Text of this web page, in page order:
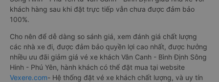
khách hàng sau khi đặt trực tiếp vẫn chưa được đảm bảo
100%.
Cho nên để dễ dàng so sánh giá, xem đánh giá chất lượng
các nhà xe đi, được đảm bảo quyền lợi cao nhất, được hưởng
nhiều ưu đãi giảm giá vé xe khách Vân Canh - Bình Định Sông
Hinh - Phú Yên, hành khách có thể đặt mua tại website
Vexere.com- Hệ thống đặt vé xe khách chất lượng, và uy tín